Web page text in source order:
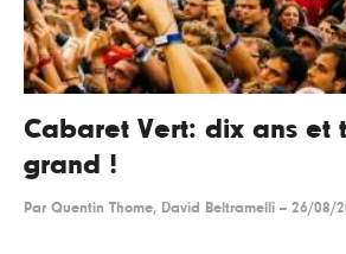
Cabaret Vert: dix ans et
grand !
Par Quentin Thome, David Beltramelli -- 26/08/